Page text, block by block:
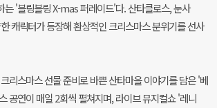
는 '블링블링 X-mas 퍼레이드'다. 산타클로스, 눈사
캐릭터가 등장해 환상적인 크리스마스 분위기를 선사
리스마스 선물 준비로 바쁜 산타마을 이야기를 담은 '베
공연이 매일 2회씩 펼쳐지며, 라이브 뮤지컬쇼 '레니